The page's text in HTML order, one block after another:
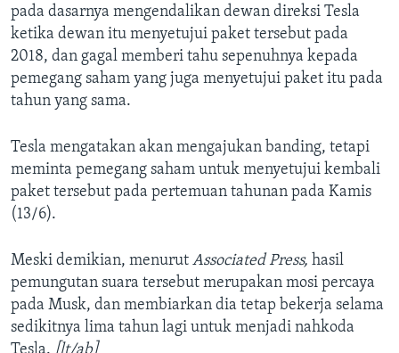
pada dasarnya mengendalikan dewan direksi Tesla
ketika dewan itu menyetujui paket tersebut pada
2018, dan gagal memberi tahu sepenuhnya kepada
pemegang saham yang juga menyetujui paket itu pada
tahun yang sama.
Tesla mengatakan akan mengajukan banding, tetapi
meminta pemegang saham untuk menyetujui kembali
paket tersebut pada pertemuan tahunan pada Kamis
(13/6).
Meski demikian, menurut Associated Press, hasil
pemungutan suara tersebut merupakan mosi percaya
pada Musk, dan membiarkan dia tetap bekerja selama
sedikitnya lima tahun lagi untuk menjadi nahkoda